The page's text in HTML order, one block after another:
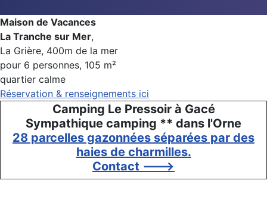
Maison de Vacances
La Tranche sur Mer,
La Grière, 400m de la mer
pour 6 personnes, 105 m²
quartier calme
Réservation & renseignements ici
Camping Le Pressoir à Gacé
Sympathique camping ** dans l'Orne
28 parcelles gazonnées séparées par des
haies de charmilles.
Contact --->